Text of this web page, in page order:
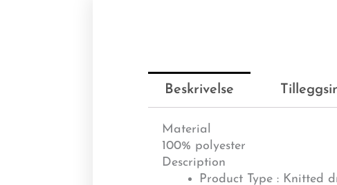
Beskrivelse
Material
100% polyester
Description
Product Type : Knitted